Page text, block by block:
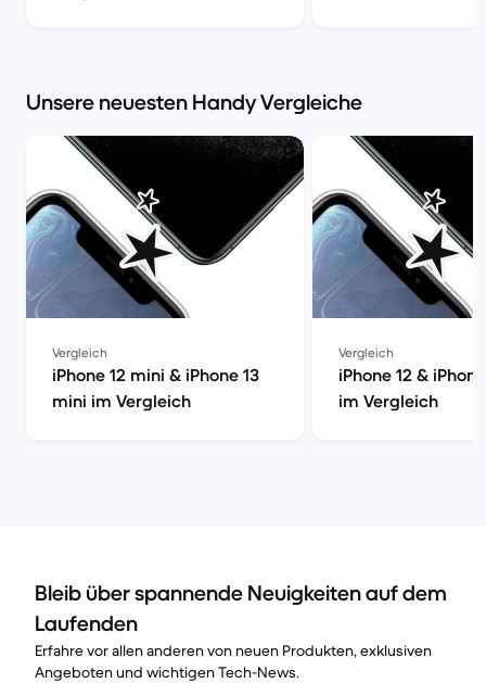
Unsere neuesten Handy Vergleiche
Vergleich
iPhone 12 mini & iPhone 13
mini im Vergleich
Vergleich
iPhone 12 &
im Vergleich
Bleib über spannende Neuigkeiten auf dem
Laufenden
Erfahre vor allen anderen von neuen Produkten, exklusiven
Angeboten und wichtigen Tech-News.